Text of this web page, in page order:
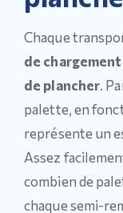
Chaque
de
de plancher.
palette, en
représente un
Assez
combien de
chaque semi-